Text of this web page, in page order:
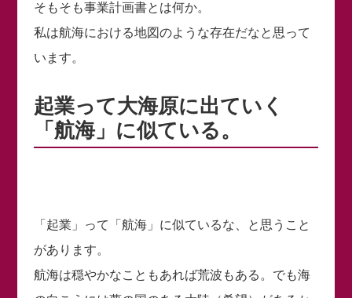
そもそも事業計画書とは何か。
私は航海における地図のような存在だなと思って
います。
起業って大海原に出ていく
「航海」に似ている。
「起業」って「航海」に似ているな、と思うこと
があります。
航海は穏やかなこともあれば荒波もある。でも海